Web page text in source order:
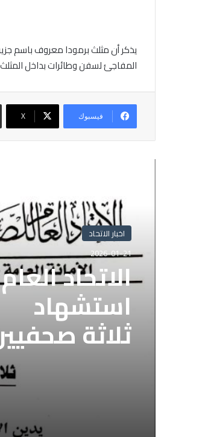
يذكر أن مثلث برمودا معروف باسم
المفاجئ لسفن وطائرات بداخل المثلث
فيسبوك X
اخبار الاتحاد
2026-01-21
الاتحاد
استشهاد
ثلاثة
إسرائيلي